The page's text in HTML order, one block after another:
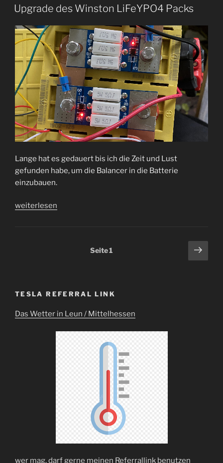
AM
Upgrade des Winston LiFeYPO4 Packs
Lange hat es gedauert bis ich die Zeit und Lust
gefunden habe, um die Balancer in die Batterie
einzubauen.
„Upgrade
weiterlesen
Seitennummerierung
Seite1
TESLA REFERRAL LINK
Das Wetter in Leun / Mittelhessen
wer mag, darf gerne meinen Referrallink benutzen